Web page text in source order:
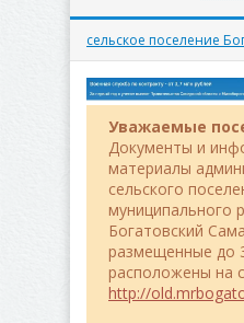
сельское поселение
Уважаемые
Документы и
материалы
сельского
муниципального
Богатовский
размещенные до
расположены на
http://